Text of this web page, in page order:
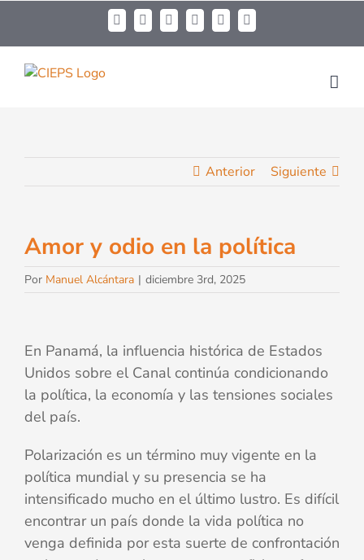
Anterior Siguiente
Amor y odio en la política
Por Manuel Alcántara | diciembre 3rd, 2025
En Panamá, la influencia histórica de Estados
Unidos sobre el Canal continúa condicionando
la política, la economía y las tensiones sociales
del país.
Polarización es un término muy vigente en la
política mundial y su presencia se ha
intensificado mucho en el último lustro. Es difícil
encontrar un país donde la vida política no
venga definida por esta suerte de confrontación